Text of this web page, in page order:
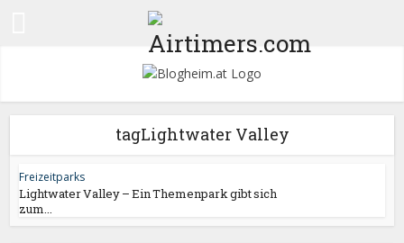
tagLightwater Valley
Freizeitparks
Lightwater Valley – Ein Themenpark gibt sich
zum...